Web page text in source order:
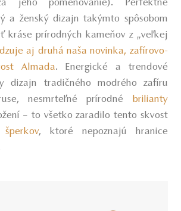
jeho pomenovanie). Perfektne
a ženský dizajn takýmto spôsobom
kráse prírodných kameňov z „veľkej
aj druhá naša novinka, zafírovo-
Almada.
Energické a trendové
dizajn tradičného modrého zafíru
nesmrteľné prírodné
brilianty
– to všetko zaradilo tento skvost
,
ktoré nepoznajú hranice